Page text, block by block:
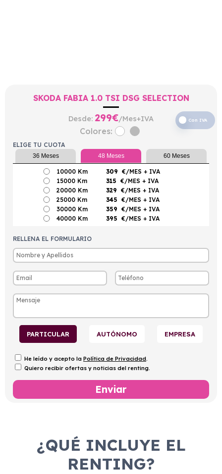
SKODA FABIA 1.0 TSI DSG SELECTION
Desde: 299€/Mes+IVA Con IVA
Colores:
ELIGE TU CUOTA
36 Meses 48 Meses 60 Meses
10000 Km 309 €/MES + IVA
15000 Km
315 €/MES + IVA
20000 Km
329 €/MES + IVA
25000 Km
345 €/MES + IVA
30000 Km
359 €/MES + IVA
40000 Km
395 €/MES + IVA
RELLENA EL FORMULARIO
PARTICULAR AUTÓNOMO EMPRESA
He leído y acepto la Política de Privacidad.
Quiero recibir ofertas y noticias del renting.
¿QUÉ INCLUYE EL
RENTING?